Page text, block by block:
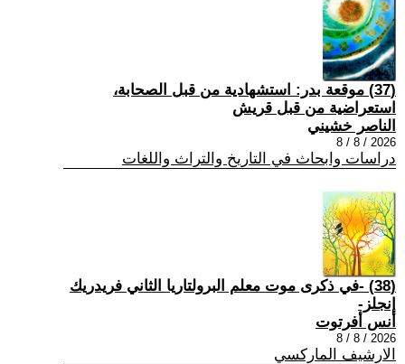
(37) موقعة بدر: استشهادية من قبل الصحابة،
استعراضية من قبل قريش
الناصر خشيني
2026 / 8 / 8
دراسات وابحاث في التاريخ والتراث واللغات
(38) -في ذكرى موت معلم البرولتاريا الثاني فريدريك
إنجلز-
أنس أفرتوت
2026 / 8 / 8
الارشيف الماركسي